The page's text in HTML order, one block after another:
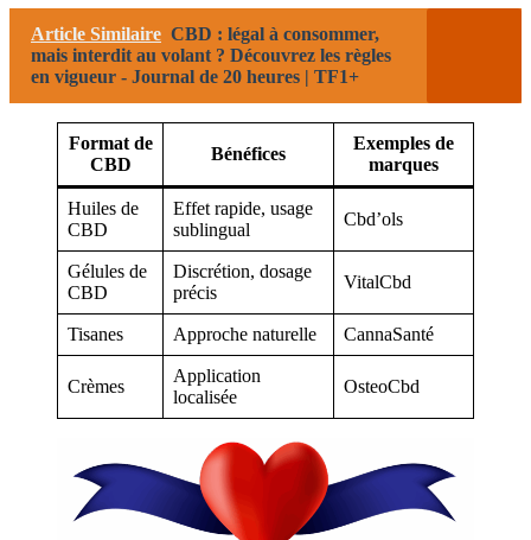
Article Similaire CBD : légal à consommer,
mais interdit au volant ? Découvrez les règles
en vigueur - Journal de 20 heures | TF1+
Format de
CBD
Bénéfices
Exemples de
marques
Huiles de
CBD
Effet rapide, usage
sublingual
Cbd’ols
Gélules de
CBD
Discrétion, dosage
précis
VitalCbd
Tisanes Approche naturelle CannaSanté
Crèmes
Application
localisée
OsteoCbd